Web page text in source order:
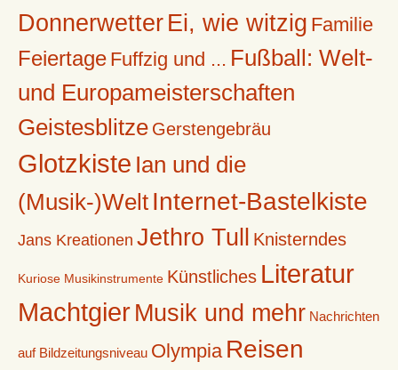
Donnerwetter Ei, wie witzig Familie
Feiertage Fuffzig und ... Fußball: Welt-
und Europameisterschaften
Geistesblitze Gerstengebräu
Glotzkiste Ian und die
(Musik-)Welt Internet-Bastelkiste
Jans Kreationen Jethro Tull Knisterndes
Kuriose Musikinstrumente Künstliches Literatur
MachtgierMusik und mehr Nachrichten
auf Bildzeitungsniveau Olympia Reisen